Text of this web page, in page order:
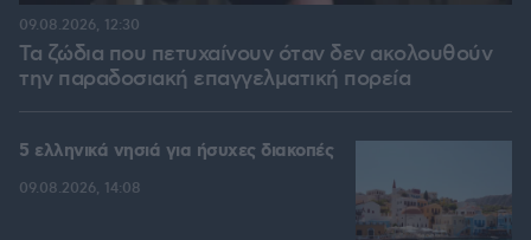
Τα ζώδια που πετυχαίνουν όταν δεν ακολουθούν
την παραδοσιακή επαγγελματική πορεία
09.08.2026, 12:30
5 ελληνικά νησιά για ήσυχες διακοπές
09.08.2026, 14:08